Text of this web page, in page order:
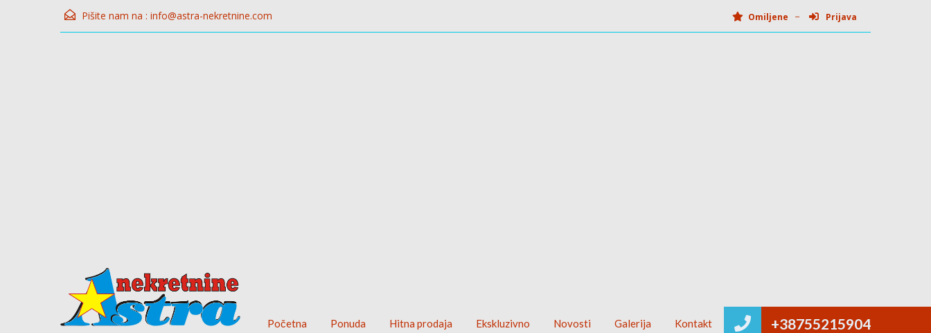
Pišite nam na : info@astra-nekretnine.com Omiljene Prijava
+38755215904
Početna Ponuda Hitna prodaja Ekskluzivno Novosti Galerija Kontakt